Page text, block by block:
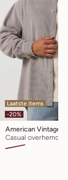
Laatste items
-20%
American Vintage
Casual overhemd